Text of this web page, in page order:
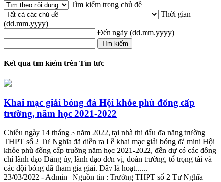
Tìm kiếm trong chủ đề
Thời gian
(dd.mm.yyyy)
Đến ngày (dd.mm.yyyy)
Kết quả tìm kiếm trên Tin tức
Khai mạc giải bóng đá Hội khỏe phù đổng cấp
trường, năm học 2021-2022
Chiều ngày 14 tháng 3 năm 2022, tại nhà thi đấu đa năng trường
THPT số 2 Tư Nghĩa đã diễn ra Lễ khai mạc giải bóng đá mini Hội
khỏe phù đổng cấp trường năm học 2021-2022, đến dự có các đồng
chí lãnh đạo Đảng ủy, lãnh đạo đơn vị, đoàn trường, tổ trọng tài và
các đội bóng đã tham gia giải. Đây là hoạt......
23/03/2022 - Admin | Nguồn tin : Trường THPT số 2 Tư Nghĩa